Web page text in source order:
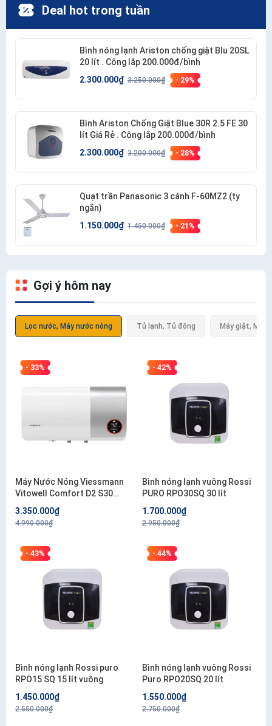
Deal hot trong tuần
Bình nóng lạnh Ariston chống giật Blu 20SL
20 lít . Công lắp 200.000đ/bình
2.300.000₫ 3.250.000₫ - 29%
Bình Ariston Chống Giật Blue 30R 2.5 FE 30
lít Giá Rẻ . Công lắp 200.000đ/bình
2.300.000₫ 3.200.000₫ - 28%
Quạt trần Panasonic 3 cánh F-60MZ2 (ty
ngắn)
1.150.000₫ 1.450.000₫ - 21%
Gợi ý hôm nay
Lọc nước, Máy nước nóng Tủ lạnh, Tủ đông Máy giặt, Máy
- 33%
Máy Nước Nóng Viessmann
Vitowell Comfort D2 S30
Tiếp Kiểu Ngang
3.350.000₫
4.990.000₫
- 42%
Bình nóng lạnh vuông Rossi
PURO RPO30SQ 30 lít
1.700.000₫
2.950.000₫
- 43%
Bình nóng lạnh Rossi puro
RPO15 SQ 15 lít vuông
1.450.000₫
2.550.000₫
- 44%
Bình nóng lạnh vuông Rossi
Puro RPO20SQ 20 lít
1.550.000₫
2.750.000₫